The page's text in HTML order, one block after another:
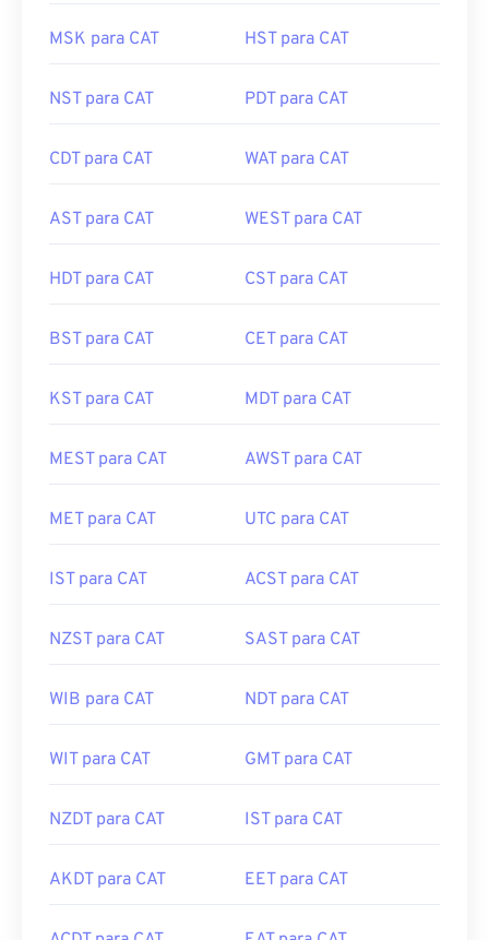
MSK para CAT HST para CAT
NST para CAT PDT para CAT
CDT para CAT WAT para CAT
AST para CAT WEST para CAT
HDT para CAT CST para CAT
BST para CAT CET para CAT
KST para CAT MDT para CAT
MEST para CAT AWST para CAT
MET para CAT UTC para CAT
IST para CAT ACST para CAT
NZST para CAT SAST para CAT
WIB para CAT NDT para CAT
WIT para CAT GMT para CAT
NZDT para CAT IST para CAT
AKDT para CAT EET para CAT